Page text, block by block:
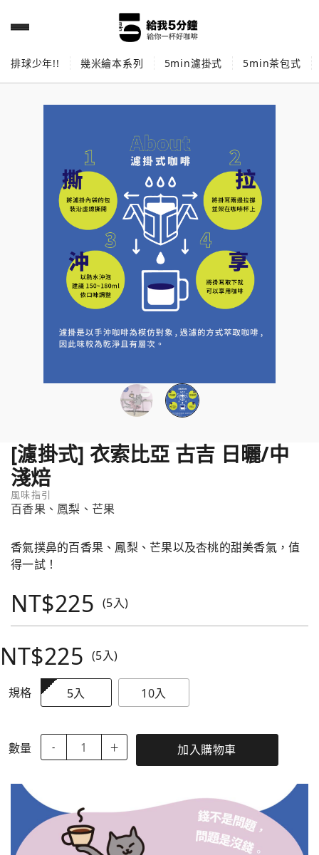
排球少年!! 幾米繪本系列 5min濾掛式 5min茶包式
[濾掛式] 衣索比亞 古吉 日曬/中
淺焙
風味指引
百香果、鳳梨、芒果
香氣撲鼻的百香果、鳳梨、芒果以及杏桃的甜美香氣，值
得一試！
NT$225 (5入)
NT$225 (5入)
規格 5入 10入
數量 - ＋ 加入購物車